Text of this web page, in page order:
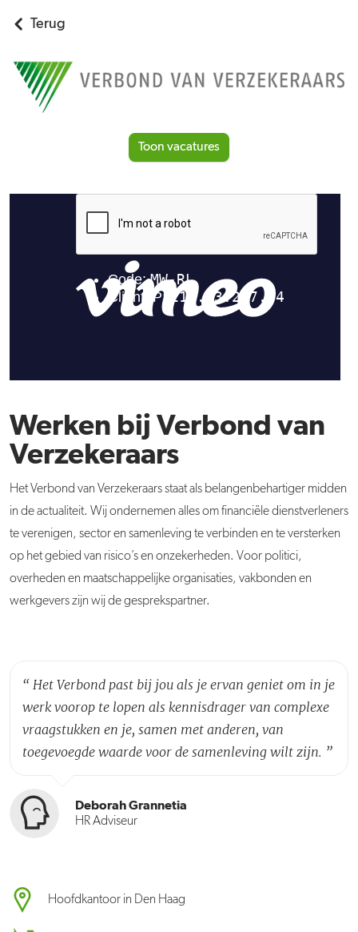
Terug
Toon vacatures
Werken bij Verbond van
Verzekeraars
Het Verbond van Verzekeraars staat als belangenbehartiger midden
in de actualiteit. Wij ondernemen alles om financiële dienstverleners
te verenigen, sector en samenleving te verbinden en te versterken
op het gebied van risico’s en onzekerheden. Voor politici,
overheden en maatschappelijke organisaties, vakbonden en
werkgevers zijn wij de gesprekspartner.
“ Het Verbond past bij jou als je ervan geniet om in je
werk voorop te lopen als kennisdrager van complexe
vraagstukken en je, samen met anderen, van
toegevoegde waarde voor de samenleving wilt zijn. ”
Deborah Grannetia
HR Adviseur
Hoofdkantoor in Den Haag